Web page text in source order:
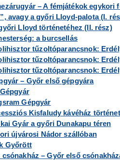
– A fémjátékok egykori
avagy a győri Lloyd-palota (I.
Lloyd történetéhez (II. rész)
a burcsellás
tűzoltóparancsnok:
tűzoltóparancsnok:
tűzoltóparancsnok:
– Győr első gépgyára
Gépgyár
Kisfaludy kávéház
Gyár a győri Dunakapu téren
újvárosi Nádor szállóban
Győrött
csónakház– Győr első